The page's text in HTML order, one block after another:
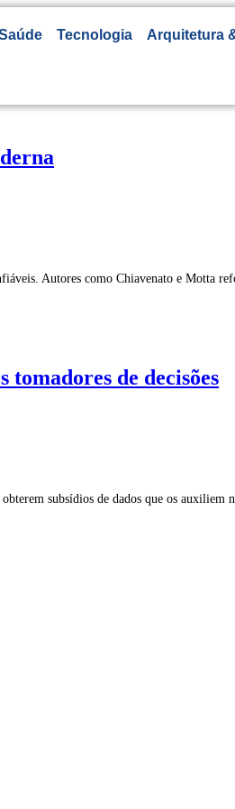
Tecnologia Arquitetura
Autores como Chiavenato e Motta
tomadores de decisões
obterem subsídios de dados que os